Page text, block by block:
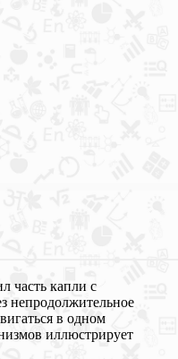
часть капли с
непродолжительное
в одном
иллюстрирует